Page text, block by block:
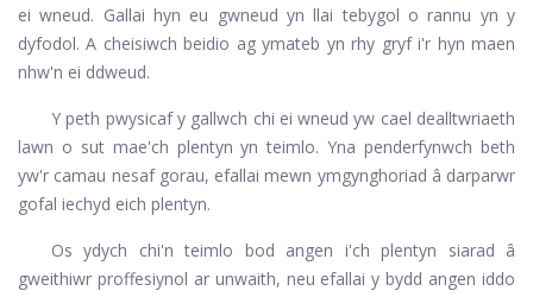
ei wneud. Gallai hyn eu gwneud yn llai tebygol o rannu yn y
dyfodol. A cheisiwch beidio ag ymateb yn rhy gryf i'r hyn maen
nhw'n ei ddweud.
Y peth pwysicaf y gallwch chi ei wneud yw cael dealltwriaeth
lawn o sut mae'ch plentyn yn teimlo. Yna penderfynwch beth
yw'r camau nesaf gorau, efallai mewn ymgynghoriad â darparwr
gofal iechyd eich plentyn.
Os ydych chi'n teimlo bod angen i'ch plentyn siarad â
gweithiwr proffesiynol ar unwaith, neu efallai y bydd angen iddo